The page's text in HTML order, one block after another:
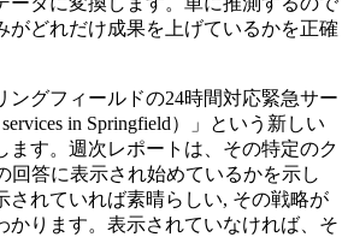
がどれだけ成果を上げているかを正確
ングフィールドの24時間対応緊急サー
services in Springfield）」という新しい
ます。週次レポートは、その特定のク
回答に表示され始めているかを示し
されていれば素晴らしい, その戦略が
かります。表示されていなければ、そ